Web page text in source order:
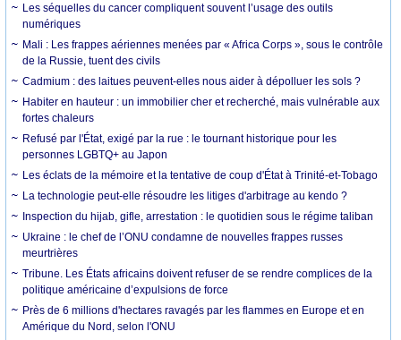
Les séquelles du cancer compliquent souvent l’usage des outils
numériques
Mali : Les frappes aériennes menées par « Africa Corps », sous le contrôle
de la Russie, tuent des civils
Cadmium : des laitues peuvent-elles nous aider à dépolluer les sols ?
Habiter en hauteur : un immobilier cher et recherché, mais vulnérable aux
fortes chaleurs
Refusé par l'État, exigé par la rue : le tournant historique pour les
personnes LGBTQ+ au Japon
Les éclats de la mémoire et la tentative de coup d'État à Trinité-et-Tobago
La technologie peut-elle résoudre les litiges d'arbitrage au kendo ?
Inspection du hijab, gifle, arrestation : le quotidien sous le régime taliban
Ukraine : le chef de l’ONU condamne de nouvelles frappes russes
meurtrières
Tribune. Les États africains doivent refuser de se rendre complices de la
politique américaine d’expulsions de force
Près de 6 millions d'hectares ravagés par les flammes en Europe et en
Amérique du Nord, selon l'ONU